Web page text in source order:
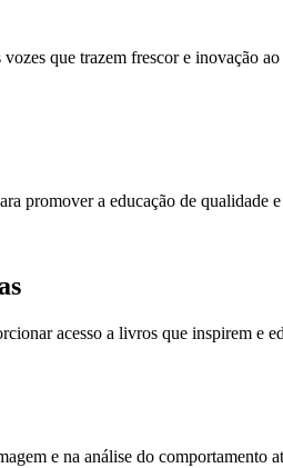
que trazem frescor e inovação
promover a educação de qualidade
acesso a livros que inspirem e
e na análise do comportamento